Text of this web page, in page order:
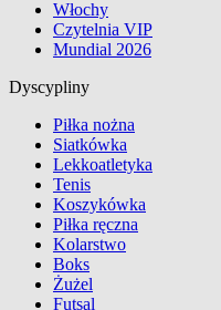
Włochy
Czytelnia VIP
Mundial 2026
Dyscypliny
Piłka nożna
Siatkówka
Lekkoatletyka
Tenis
Koszykówka
Piłka ręczna
Kolarstwo
Boks
Żużel
Futsal